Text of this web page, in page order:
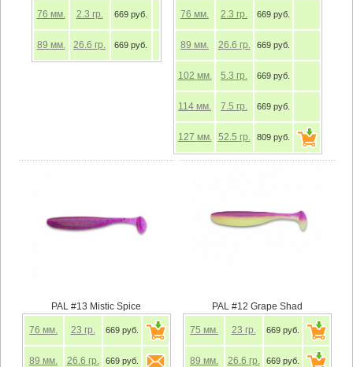
76 мм. 2.3 гр. 669 руб.
89 мм. 26.6 гр. 669 руб.
76 мм. 2.3 гр. 669 руб.
89 мм. 26.6 гр. 669 руб.
102 мм. 5.3 гр. 669 руб.
114 мм. 7.5 гр. 669 руб.
127 мм. 52.5 гр. 809 руб.
PAL #13 Mistic Spice
76 мм. 23 гр. 669 руб.
89 мм. 26.6 гр. 669 руб.
PAL #12 Grape Shad
75 мм. 23 гр. 669 руб.
89 мм. 26.6 гр. 669 руб.